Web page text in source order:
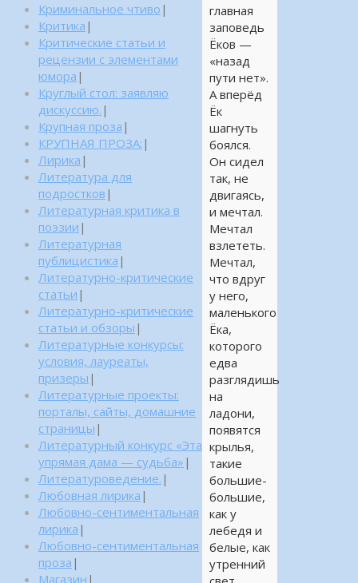
главная
заповедь
Ёков —
«назад
пути нет».
А вперёд
Ёк
шагнуть
боялся.
Он сидел
так, не
двигаясь,
и мечтал.
Мечтал
взлететь.
Мечтал,
что вдруг
у него,
маленького
Ёка,
которого
едва
разглядишь
на
ладони,
появятся
крылья,
такие
большие-
большие,
как у
лебедя и
белые, как
утренний
Криминальное чтиво |
Критика |
Критические статьи и
рецензии с элементами
юмора |
Круглый стол: заявляю
дискуссию. |
Крупная проза |
КРУПНАЯ ПРОЗА: |
Лирика |
Литература для
подростков |
Литературная критика в
поэзии |
Литературная
публицистика |
Литературно-критические
статьи |
Литературно-критические
статьи и обзоры |
Литературные конкурсы:
условия, лауреаты,
призеры |
Литературные проекты:
порталы, сайты, домашние
страницы |
Литературный конкурс «Эта
упрямая дама — судьба» |
Литературоведение. |
Любовная лирика |
Любовно-сентиментальная
лирика |
Любовно-сентиментальная
проза |
Магазин |